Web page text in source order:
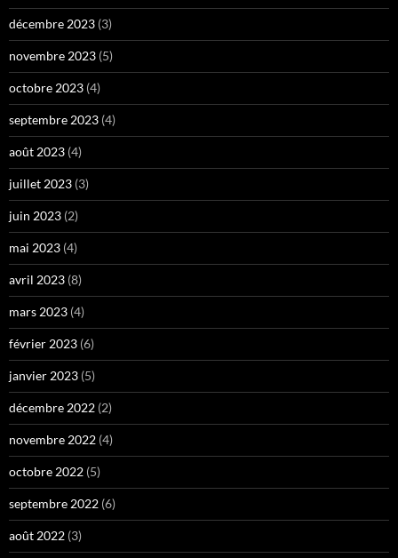
décembre 2023 (3)
novembre 2023 (5)
octobre 2023 (4)
septembre 2023 (4)
août 2023 (4)
juillet 2023 (3)
juin 2023 (2)
mai 2023 (4)
avril 2023 (8)
mars 2023 (4)
février 2023 (6)
janvier 2023 (5)
décembre 2022 (2)
novembre 2022 (4)
octobre 2022 (5)
septembre 2022 (6)
août 2022 (3)